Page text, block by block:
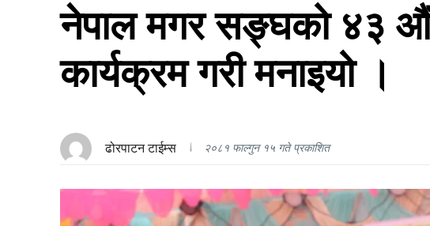
नेपाल मगर सङ्घको ४३ औँ
कार्यक्रम गरी मनाइयो ।
ढोरपाटन टाईम्स २०८१ फाल्गुन १५ गते प्रकाशित